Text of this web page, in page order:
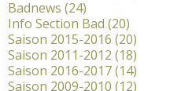
Badnews (24)
Info Section Bad (20)
Saison 2015-2016 (20)
Saison 2011-2012 (18)
Saison 2016-2017(14)
Saison 2009-2010 (12)